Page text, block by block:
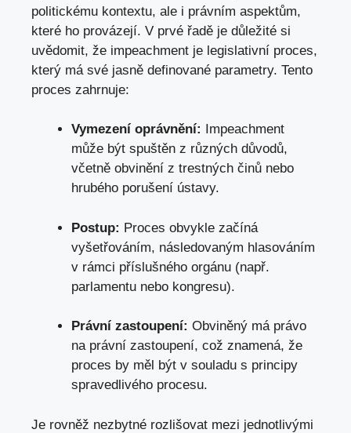
politickému kontextu, ale i právním aspektům,
které ho provázejí. V prvé řadě je důležité si
uvědomit, že impeachment je legislativní proces,
který má své jasně definované parametry. Tento
proces zahrnuje:
Vymezení oprávnění: Impeachment
může být spuštěn z různých důvodů,
včetně obvinění z trestných činů nebo
hrubého porušení ústavy.
Postup: Proces obvykle začíná
vyšetřováním, následovaným hlasováním
v rámci příslušného orgánu (např.
parlamentu nebo kongresu).
Právní zastoupení: Obviněný má právo
na právní zastoupení, což znamená, že
proces by měl být v souladu s principy
spravedlivého procesu.
Je rovněž nezbytné rozlišovat mezi jednotlivými